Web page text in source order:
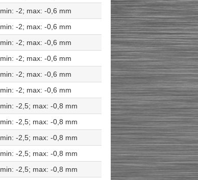
min: -2; max: -0,6 mm
min: -2; max: -0,6 mm
min: -2; max: -0,6 mm
min: -2; max: -0,6 mm
min: -2; max: -0,6 mm
min: -2; max: -0,6 mm
min: -2,5; max: -0,8 mm
min: -2,5; max: -0,8 mm
min: -2,5; max: -0,8 mm
min: -2,5; max: -0,8 mm
min: -2,5; max: -0,8 mm